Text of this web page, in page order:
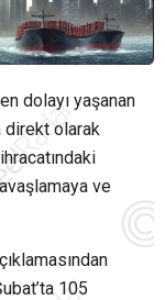
dolayı yaşanan
direkt olarak
ve
105